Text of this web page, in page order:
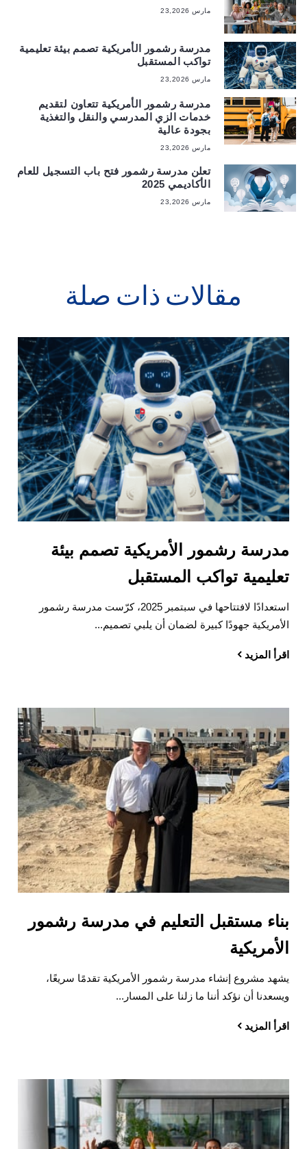
مارس 23,2026
مدرسة رشمور الأمريكية تصمم بيئة تعليمية
تواكب المستقبل
مارس 23,2026
مدرسة رشمور الأمريكية تتعاون لتقديم
خدمات الزي المدرسي والنقل والتغذية
بجودة عالية
مارس 23,2026
تعلن مدرسة رشمور فتح باب التسجيل للعام
الأكاديمي 2025
مارس 23,2026
مقالات ذات صلة
مدرسة رشمور الأمريكية تصمم بيئة
تعليمية تواكب المستقبل
استعدادًا لافتتاحها في سبتمبر 2025، كرّست مدرسة رشمور
الأمريكية جهودًا كبيرة لضمان أن يلبي تصميم...
اقرأ المزيد
بناء مستقبل التعليم في مدرسة رشمور
الأمريكية
يشهد مشروع إنشاء مدرسة رشمور الأمريكية تقدمًا سريعًا،
ويسعدنا أن نؤكد أننا ما زلنا على المسار...
اقرأ المزيد